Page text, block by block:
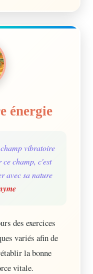
énergie
vibratoire
champ, c'est
avec sa nature
des exercices
variés afin de
la bonne
vitale.